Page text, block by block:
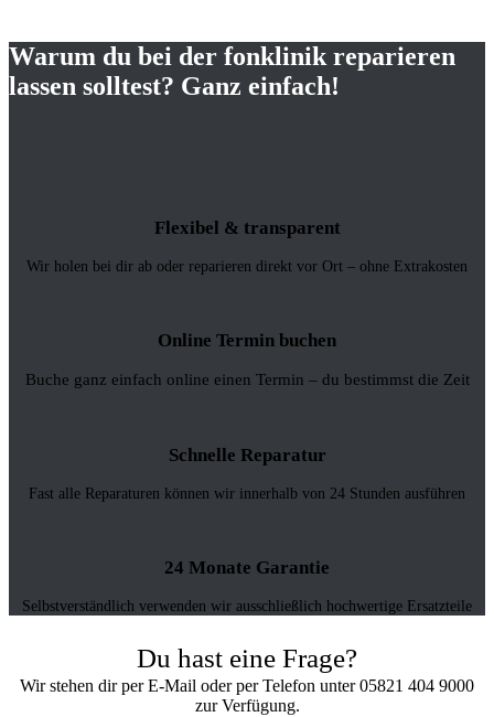
Warum du bei der fonklinik reparieren
lassen solltest? Ganz einfach!
Flexibel & transparent
Wir holen bei dir ab oder reparieren direkt vor Ort – ohne Extrakosten
Online Termin buchen
Buche ganz einfach online einen Termin – du bestimmst die Zeit
Schnelle Reparatur
Fast alle Reparaturen können wir innerhalb von 24 Stunden ausführen
24 Monate Garantie
Selbstverständlich verwenden wir ausschließlich hochwertige Ersatzteile
Du hast eine Frage?
Wir stehen dir per E-Mail oder per Telefon unter 05821 404 9000
zur Verfügung.